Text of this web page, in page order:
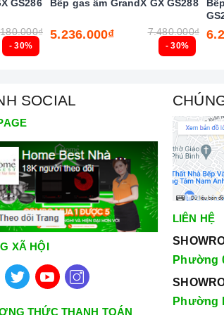
trong khi nấu,
Đường kính nồi
các thông số kỹ
- 30%
GS286
- 30%
Bếp gas âm GrandX GX GS288
5.236.000₫ 7.480.000₫
SOCIAL
XÃ HỘI
THỨC THANH TOÁN
LIÊN HỆ
Phường
Phường